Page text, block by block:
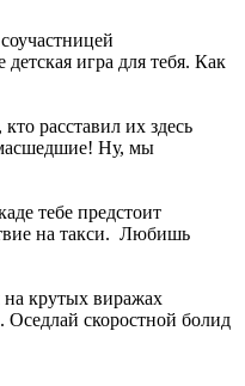
детская игра для тебя. Как
расставил их здесь
Ну, мы
тебе предстоит
на такси. Любишь
крутых виражах
скоростной болид